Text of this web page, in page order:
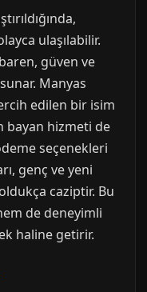
ulaşılabilir.
güven ve
Manyas
edilen bir isim
bayan hizmeti de
seçenekleri
genç ve yeni
caziptir. Bu
de deneyimli
haline getirir.